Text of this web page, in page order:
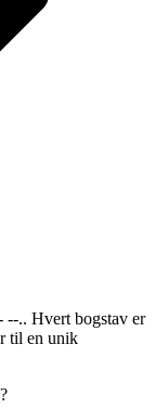
--.. Hvert bogstav er
til en unik